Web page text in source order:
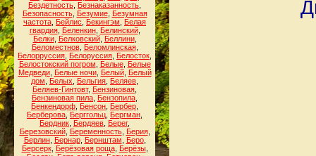
Бездетность Безнаказанность
Безопасность, Безумие, Безумная
частота Бейлис Бекингэм
Белая
гвардия, Беленкин, Белинский,
Белки, Белковский, Беллини,
Беломестнов, Беломлинская,
Белорруссия Белоруссия Белосток
Белостокский погром
Белые, Белые
Медведи, Белые ночи, Белый, Белый
дом
Белых Бельгия Беляев
Беляев-Гинтовт, Бензиновая
Бензиновая пила Бензопила
Бенкендорф Бенсон Бербер
Берберова Берггольц Бергман
Бердник Бердяев Берег,
Березовский, Беременность, Берия,
Берлин, Бернар, Бернштам Беро,
Берсерк, Берёзовая роща, Берёзы,